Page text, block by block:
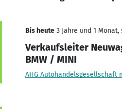
Bis heute 3 Jahre und 1 Monat,
Verkaufsleiter
BMW / MINI
AHG Autohandelsgesellschaft